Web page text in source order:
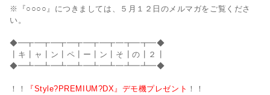
※『○○○○』につきましては、５月１２日のメルマガをご覧くださ
い。
◆━┳━┳━┳━┳━┳━┳━┳━┳━◆
┃キ┃ャ┃ン┃ペ┃ー┃ン┃そ┃の┃２┃
◆━┻━┻━┻━┻━┻━┻━┻━┻━◆
！！ 『Style?PREMIUM?DX』デモ機プレゼント ！！